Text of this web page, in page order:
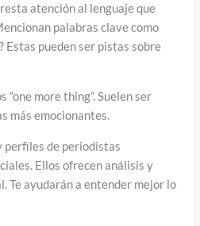
atención al lenguaje que
palabras clave como
Estas pueden ser pistas sobre
“one more thing”. Suelen ser
más emocionantes.
perfiles de periodistas
Ellos ofrecen análisis y
Te ayudarán a entender mejor lo